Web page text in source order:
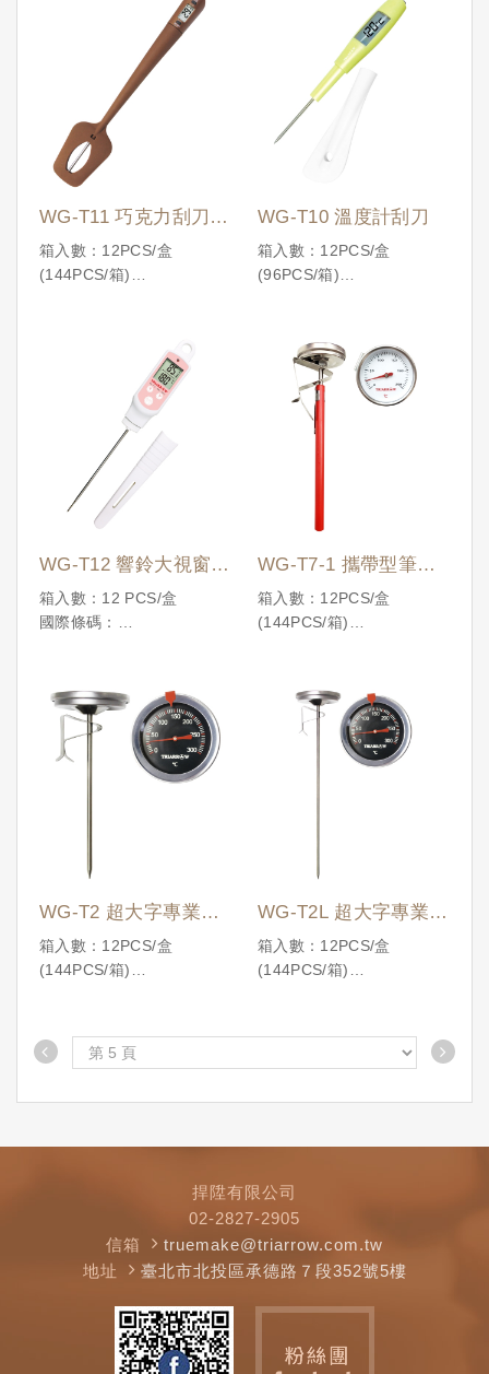
WG-T11 巧克力刮刀溫
度計
箱入數：12PCS/盒
(144PCS/箱)
WG-T10 溫度計刮刀
箱入數：12PCS/盒
(96PCS/箱)
WG-T12 響鈴大視窗電
子溫度計
箱入數：12 PCS/盒
國際條碼：
WG-T7-1 攜帶型筆式
溫度計250℃
箱入數：12PCS/盒
(144PCS/箱)
WG-T2 超大字專業用
溫度計
箱入數：12PCS/盒
(144PCS/箱)
WG-T2L 超大字專業用
溫度計 (加長型)
箱入數：12PCS/盒
(144PCS/箱)
捍陞有限公司
02-2827-2905
信箱
truemake@triarrow.com.tw
地址
臺北市北投區承德路７段352號5樓